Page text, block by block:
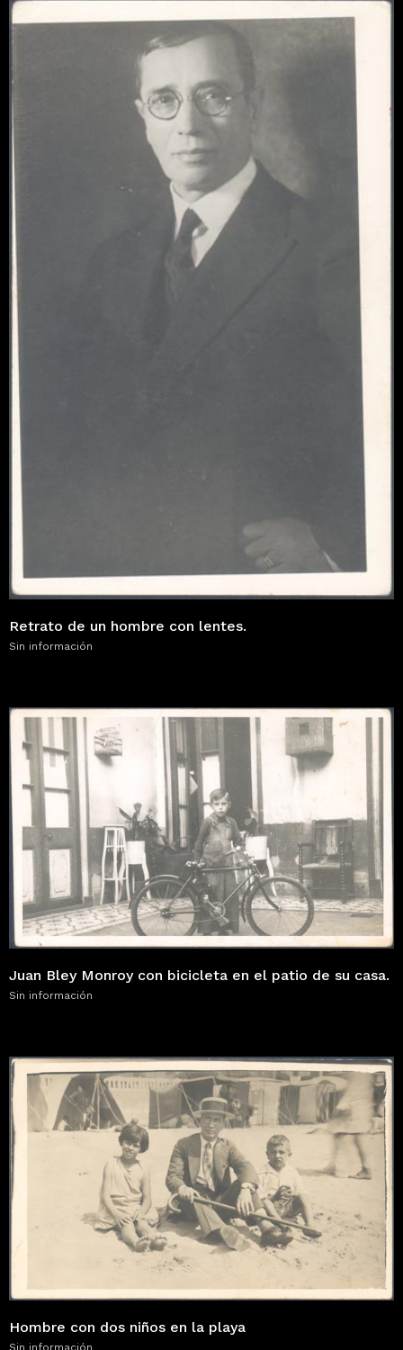
Retrato de un hombre con lentes.
Sin información
Juan Bley Monroy con bicicleta en el patio de su casa.
Sin información
Hombre con dos niños en la playa
Sin información